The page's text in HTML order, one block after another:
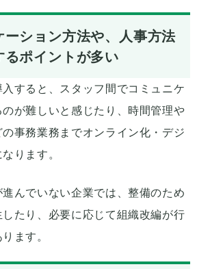
ーション方法や、人事方法
るポイントが多い
すると、スタッフ間でコミュニケ
が難しいと感じたり、時間管理や
の事務業務までオンライン化・デジ
ります。
進んでいない企業では、整備のため
たり、必要に応じて組織改編が行
ます。